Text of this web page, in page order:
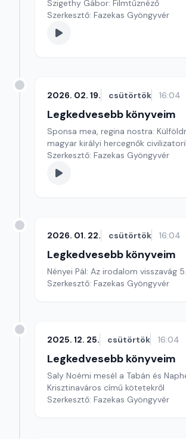
Szigethy Gábor: Filmtűznéző
Szerkesztő: Fazekas Gyöngyvér
2026. 02. 19. csütörtök 16:04
Legkedvesebb könyveim
Sponsa mea, regina nostra:
magyar királyi hercegnők
Szerkesztő: Fazekas Gyöngyvér
2026. 01. 22. csütörtök 16:04
Legkedvesebb könyveim
Nényei Pál: Az irodalom visszavág
Szerkesztő: Fazekas Gyöngyvér
2025. 12. 25. csütörtök 16:04
Legkedvesebb könyveim
Saly Noémi mesél a Tabán és
Krisztinaváros című kötetekről
Szerkesztő: Fazekas Gyöngyvér